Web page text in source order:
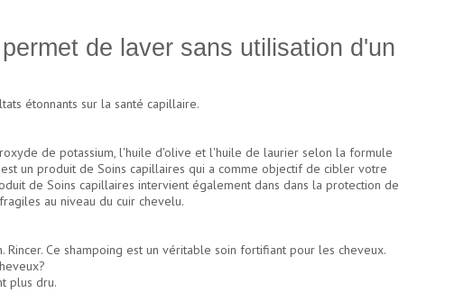
de laver sans utilisation d'un
étonnants sur la santé capillaire.
de potassium, l'huile d'olive et l'huile de laurier selon la formule
un produit de Soins capillaires qui a comme objectif de cibler votre
de Soins capillaires intervient également dans dans la protection de
au niveau du cuir chevelu.
Ce shampoing est un véritable soin fortifiant pour les cheveux.
plus dru.